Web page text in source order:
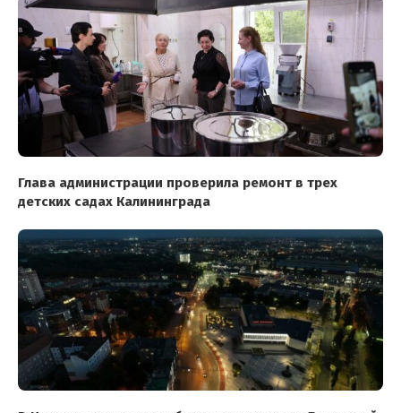
Глава администрации проверила ремонт в трех
детских садах Калининграда